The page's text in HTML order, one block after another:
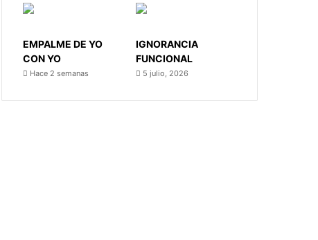
EMPALME DE YO
CON YO
Hace 2 semanas
IGNORANCIA
FUNCIONAL
5 julio, 2026